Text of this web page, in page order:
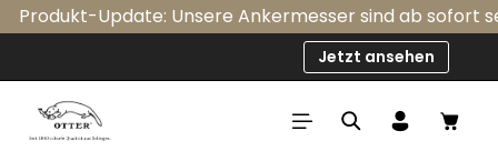
Zum Hauptinhalt springen
Produkt-Update: Unsere Ankermesser sind ab sofort
Jetzt ansehen